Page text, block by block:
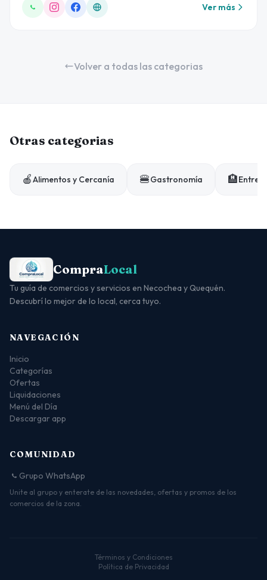
Ver más
Volver a todas las categorias
Otras categorias
🍎Alimentos y Cercanía 🍔Gastronomía 🏨
CompraLocal
Tu guía de comercios y servicios en Necochea y Quequén.
Descubrí lo mejor de lo local, cerca tuyo.
NAVEGACIÓN
Inicio
Categorías
Ofertas
Liquidaciones
Menú del Día
Descargar app
COMUNIDAD
Grupo WhatsApp
Unite al grupo y enterate de las novedades, ofertas y promos de los
comercios de la zona.
Términos y Condiciones
Política de Privacidad